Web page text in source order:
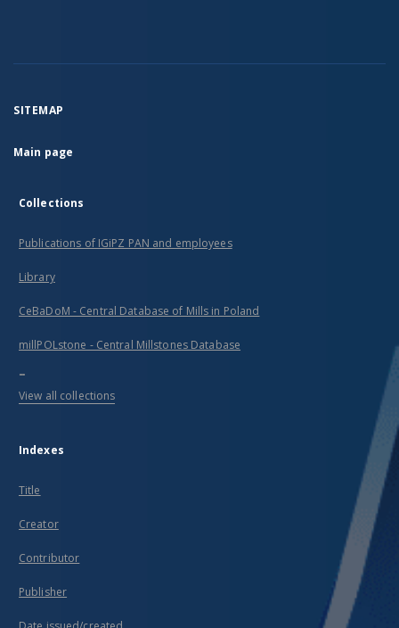
SITEMAP
Main page
Collections
Publications of IGiPZ PAN and employees
Library
CeBaDoM - Central Database of Mills in Poland
millPOLstone - Central Millstones Database
...
View all collections
Indexes
Title
Creator
Contributor
Publisher